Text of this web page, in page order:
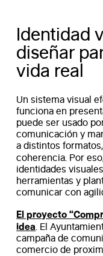
Identidad
diseñar
vida real
Un sistema visual
funciona en
puede ser usado
comunicación y
a distintos
coherencia. Por
identidades
herramientas y
comunicar con
El proyecto
idea . El
campaña de
comercio de